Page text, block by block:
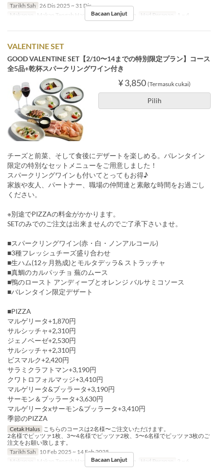
Tarikh Sah 26 Dis 2025 ~ 31 Dis
Makanan
Makan Tengah Hari, Teh, Makan Malam Had Pesanan 1 ~ 4
Bacaan Lanjut
VALENTINE SET
GOOD VALENTINE SET【2/10〜14までの特別限定プラン】コース
全5品+乾杯スパークリングワイン付き
¥ 3,850 (Termasuk cukai)
Pilih
チーズと前菜、そして食後にデザートを楽しめる。バレンタイン
限定の特別なセットメニューをご用意しました！
スパークリングワインも付いてとってもお得♪
家族や友人、パートナー、職場の仲間達と素敵な時間をお過ごし
ください。
※別途でPIZZAの料金がかかります。
SETのみでのご注文は出来ませんのでご了承下さいませ。
■スパークリングワイン(赤・白・ノンアルコール)
■3種フレッシュチーズ盛り合わせ
■生ハム(12ヶ月熟成)とモルタデッラ& ストラッチャ
■真鯛のカルパッチョ 蕪のムース
■鴨のロースト アンディーブとオレンジ バルサミコソース
■バレンタイン限定デザート
■PIZZA
マルゲリータ+1,870円
サルシッチャ+2,310円
ジェノベーゼ+2,530円
サルシッチャ+2,310円
ビスマルク+2,420円
サラミクラフトマン+3,190円
クワトロフォルマッジ+3,410円
マルゲリータ&ブッラータ+3,190円
サーモン＆ブッラータ+3,630円
マルゲリータxサーモン&ブッラータ+3,410円
季節のPIZZA
Cetak Halus こちらのコースは2名様〜ご注文いただけます。
2名様でピッツァ1枚、3〜4名様でピッツァ2枚、5〜6名様でピッツァ3枚のご
注文をお願い致します。
Tarikh Sah 10 Feb 2025 ~ 14 Feb 2025
Makanan
Makan Tengah Hari, Teh, Makan Malam Had Pesanan 2 ~ 6
Bacaan Lanjut